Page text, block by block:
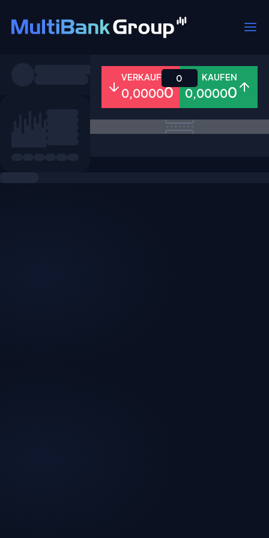
Alle Forex Metalle Aktien
VERKAUFEN
0,00000
KAUFEN
0,00000
0